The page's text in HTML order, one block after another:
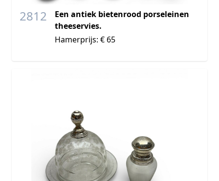
2812
Een antiek bietenrood porseleinen
theeservies.
Hamerprijs: € 65